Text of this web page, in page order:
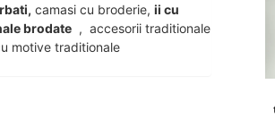
camasi cu broderie, ii cu
brodate , accesorii traditionale
motive traditionale